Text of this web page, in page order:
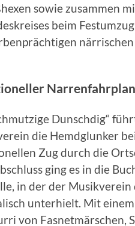
sowie zusammen
beim
närrischen
Dunschdig“
die Hemdglunker
Zug durch die
ging es in die
in der der
unterhielt. Mit
von Fasnetmärschen,